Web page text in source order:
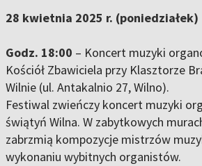
28 kwietnia 2025 r. (poniedziałek)
Godz. 18:00 – Koncert muzyki
Kościół Zbawiciela przy Klasztorze
Wilnie (ul. Antakalnio 27, Wilno).
Festiwal zwieńczy koncert muzyki
świątyń Wilna. W zabytkowych
zabrzmią kompozycje mistrzów
wykonaniu wybitnych organistów.